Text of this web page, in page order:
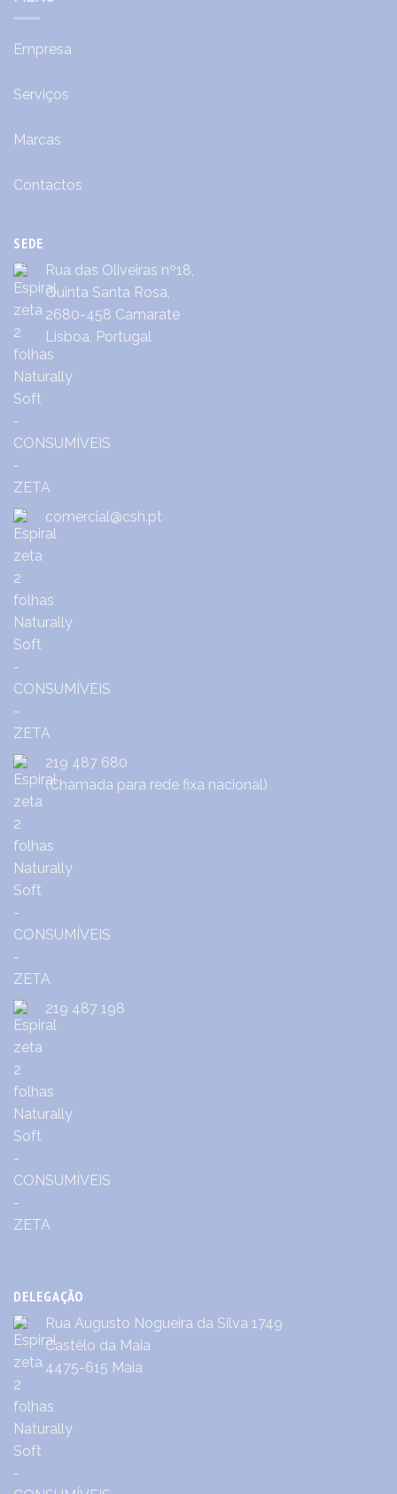
Empresa
Serviços
Marcas
Contactos
SEDE
Rua das Oliveiras nº18,
Quinta Santa Rosa,
2680-458 Camarate
Lisboa, Portugal
comercial@csh.pt
219 487 680
(Chamada para rede fixa nacional)
219 487 198
DELEGAÇÃO
Rua Augusto Nogueira da Silva 1749
Castêlo da Maia
4475-615 Maia